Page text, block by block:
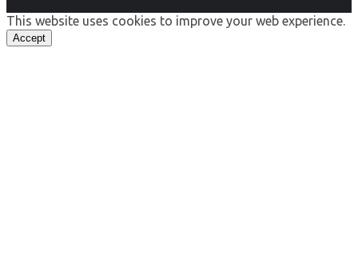
This website uses cookies to improve your web experience.
Accept